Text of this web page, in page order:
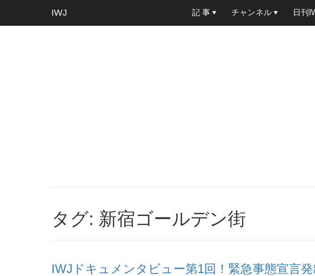
IWJ 記 事 チャンネル 日刊
タグ: 新宿ゴールデン街
IWJドキュメンタビュー第1回！緊急事態宣言